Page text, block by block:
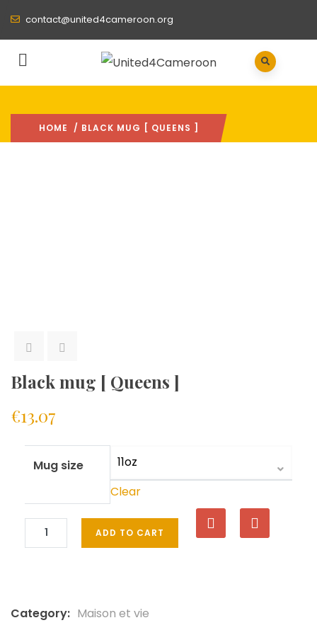
contact@united4cameroon.org
HOME / BLACK MUG [ QUEENS ]
Black mug [ Queens ]
€13.07
Mug size
Clear
ADD TO CART
Category: Maison et vie